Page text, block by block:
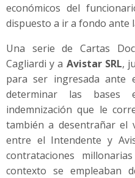
económicos del
dispuesto a ir a fondo ante
Una serie de Cartas
Cagliardi y a Avistar SRL,
para ser ingresada ante
determinar las bases
indemnización que le
también a desentrañar el
entre el Intendente y
contrataciones
contexto se empleaban